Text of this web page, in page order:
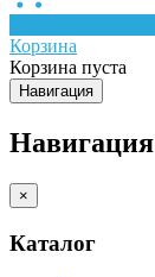
Корзина
Корзина пуста
Навигация
Навигация
×
Каталог